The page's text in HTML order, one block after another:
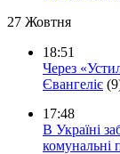
27 Жовтня
18:51
Через
Євангеліє
17:48
В Україні
комунальні